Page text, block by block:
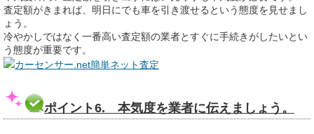
査定額がきまれば、明日にでも車を引き渡せるという態度を見せまし
ょう。
冷やかしではなく一番高い査定額の業者とすぐに手続きがしたいとい
う態度が重要です。
カーセンサー.net簡単ネット査定
ポイント6. 本気度を業者に伝えましょう。